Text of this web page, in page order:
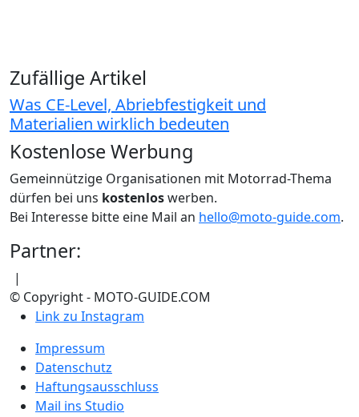
Zufällige Artikel
Was CE-Level, Abriebfestigkeit und
Materialien wirklich bedeuten
Kostenlose Werbung
Gemeinnützige Organisationen mit Motorrad-Thema
dürfen bei uns kostenloswerben.
Bei Interesse bitte eine Mail an hello@moto-guide.com.
Partner:
|
© Copyright - MOTO-GUIDE.COM
Link zu Instagram
Impressum
Datenschutz
Haftungsausschluss
Mail ins Studio